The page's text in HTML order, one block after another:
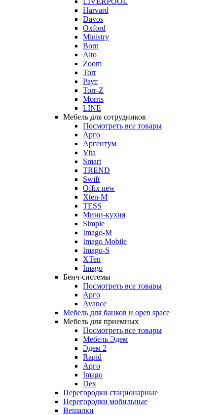
Harvard
Davos
Oxford
Ministry
Born
Alto
Zoom
Torr
Раут
Torr-Z
Morris
LINE
Мебель для сотрудников
Посмотреть все товары
Арго
Аргентум
Vita
Smart
TREND
Swift
Offix new
Xten-M
TESS
Мини-кухня
Simple
Imago-M
Imago Mobile
Imago-S
XTen
Imago
Бенч-системы
Посмотреть все товары
Арго
Avance
Мебель для банков и open space
Мебель для приемных
Посмотреть все товары
Мебель Эдем
Эдем 2
Rapid
Арго
Imago
Dex
Перегородки стационарные
Перегородки мобильные
Вешалки